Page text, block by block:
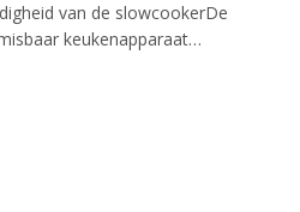
van de slowcookerDe
keukenapparaat…